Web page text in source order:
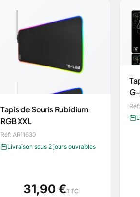
Tapis de Souris Rubidium
RGB XXL
Réf: AR11630
Livraison sous 2 jours ouvrables
31,90 €TTC